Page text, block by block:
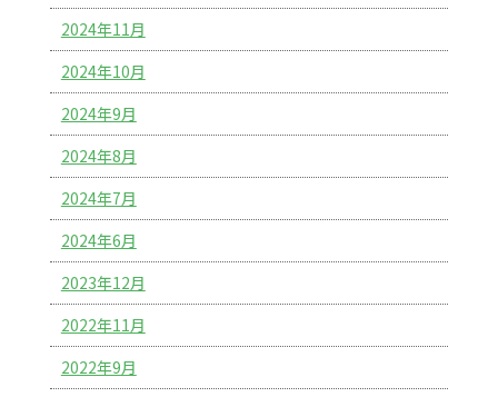
2024年11月
2024年10月
2024年9月
2024年8月
2024年7月
2024年6月
2023年12月
2022年11月
2022年9月